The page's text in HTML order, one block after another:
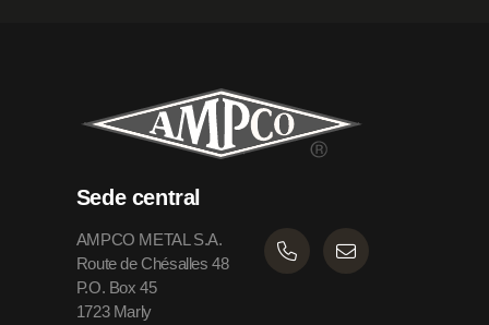
Sede central
AMPCO METAL S.A.
Route de Chésalles 48
P.O. Box 45
1723 Marly